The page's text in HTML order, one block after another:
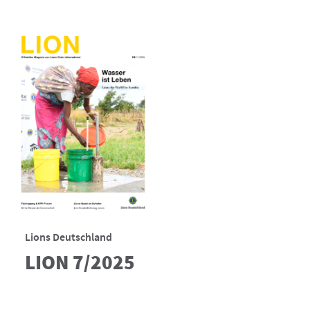
Lions Deutschland
LION 7/2025